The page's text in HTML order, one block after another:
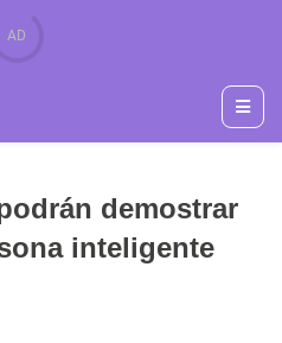
demostrar
inteligente